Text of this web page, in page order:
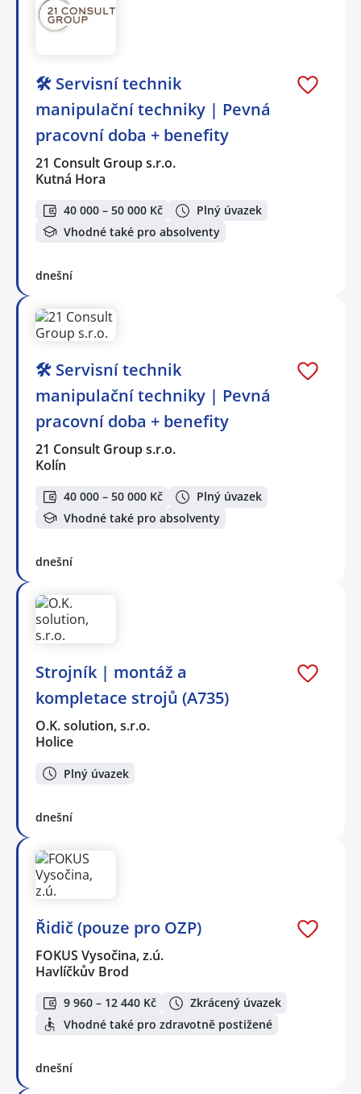
🛠️ Servisní technik
manipulační techniky | Pevná
pracovní doba + benefity
21 Consult Group s.r.o.
Kutná Hora
40 000 – 50 000 Kč
Plný úvazek
Vhodné také pro absolventy
dnešní
🛠️ Servisní technik
manipulační techniky | Pevná
pracovní doba + benefity
21 Consult Group s.r.o.
Kolín
40 000 – 50 000 Kč
Plný úvazek
Vhodné také pro absolventy
dnešní
Strojník | montáž a
kompletace strojů (A735)
O.K. solution, s.r.o.
Holice
Plný úvazek
dnešní
Řidič (pouze pro OZP)
FOKUS Vysočina, z.ú.
Havlíčkův Brod
9 960 – 12 440 Kč
Zkrácený úvazek
Vhodné také pro zdravotně postižené
dnešní